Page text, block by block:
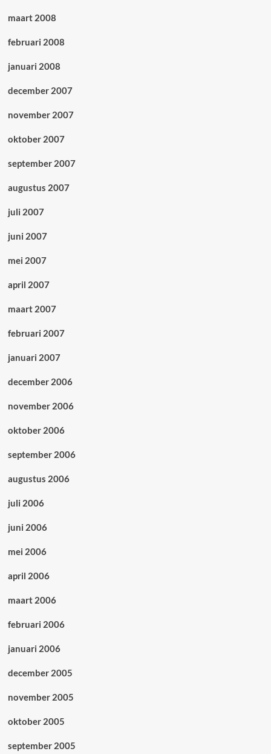
maart 2008
februari 2008
januari 2008
december 2007
november 2007
oktober 2007
september 2007
augustus 2007
juli 2007
juni 2007
mei 2007
april 2007
maart 2007
februari 2007
januari 2007
december 2006
november 2006
oktober 2006
september 2006
augustus 2006
juli 2006
juni 2006
mei 2006
april 2006
maart 2006
februari 2006
januari 2006
december 2005
november 2005
oktober 2005
september 2005